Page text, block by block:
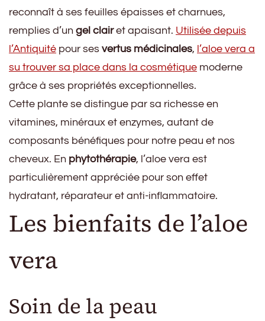
reconnaît à ses feuilles épaisses et charnues,
remplies d’un gel clairet apaisant. Utilisée depuis
l’Antiquité pour ses vertus médicinales, l’aloe vera a
su trouver sa place dans la cosmétique moderne
grâce à ses propriétés exceptionnelles.
Cette plante se distingue par sa richesse en
vitamines, minéraux et enzymes, autant de
composants bénéfiques pour notre peau et nos
cheveux. En phytothérapie, l’aloe vera est
particulièrement appréciée pour son effet
hydratant, réparateur et anti-inflammatoire.
Les bienfaits de l’aloe
vera
Soin de la peau